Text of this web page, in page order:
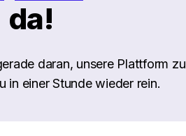
da!
daran, unsere Plattform zu
in einer Stunde wieder rein.